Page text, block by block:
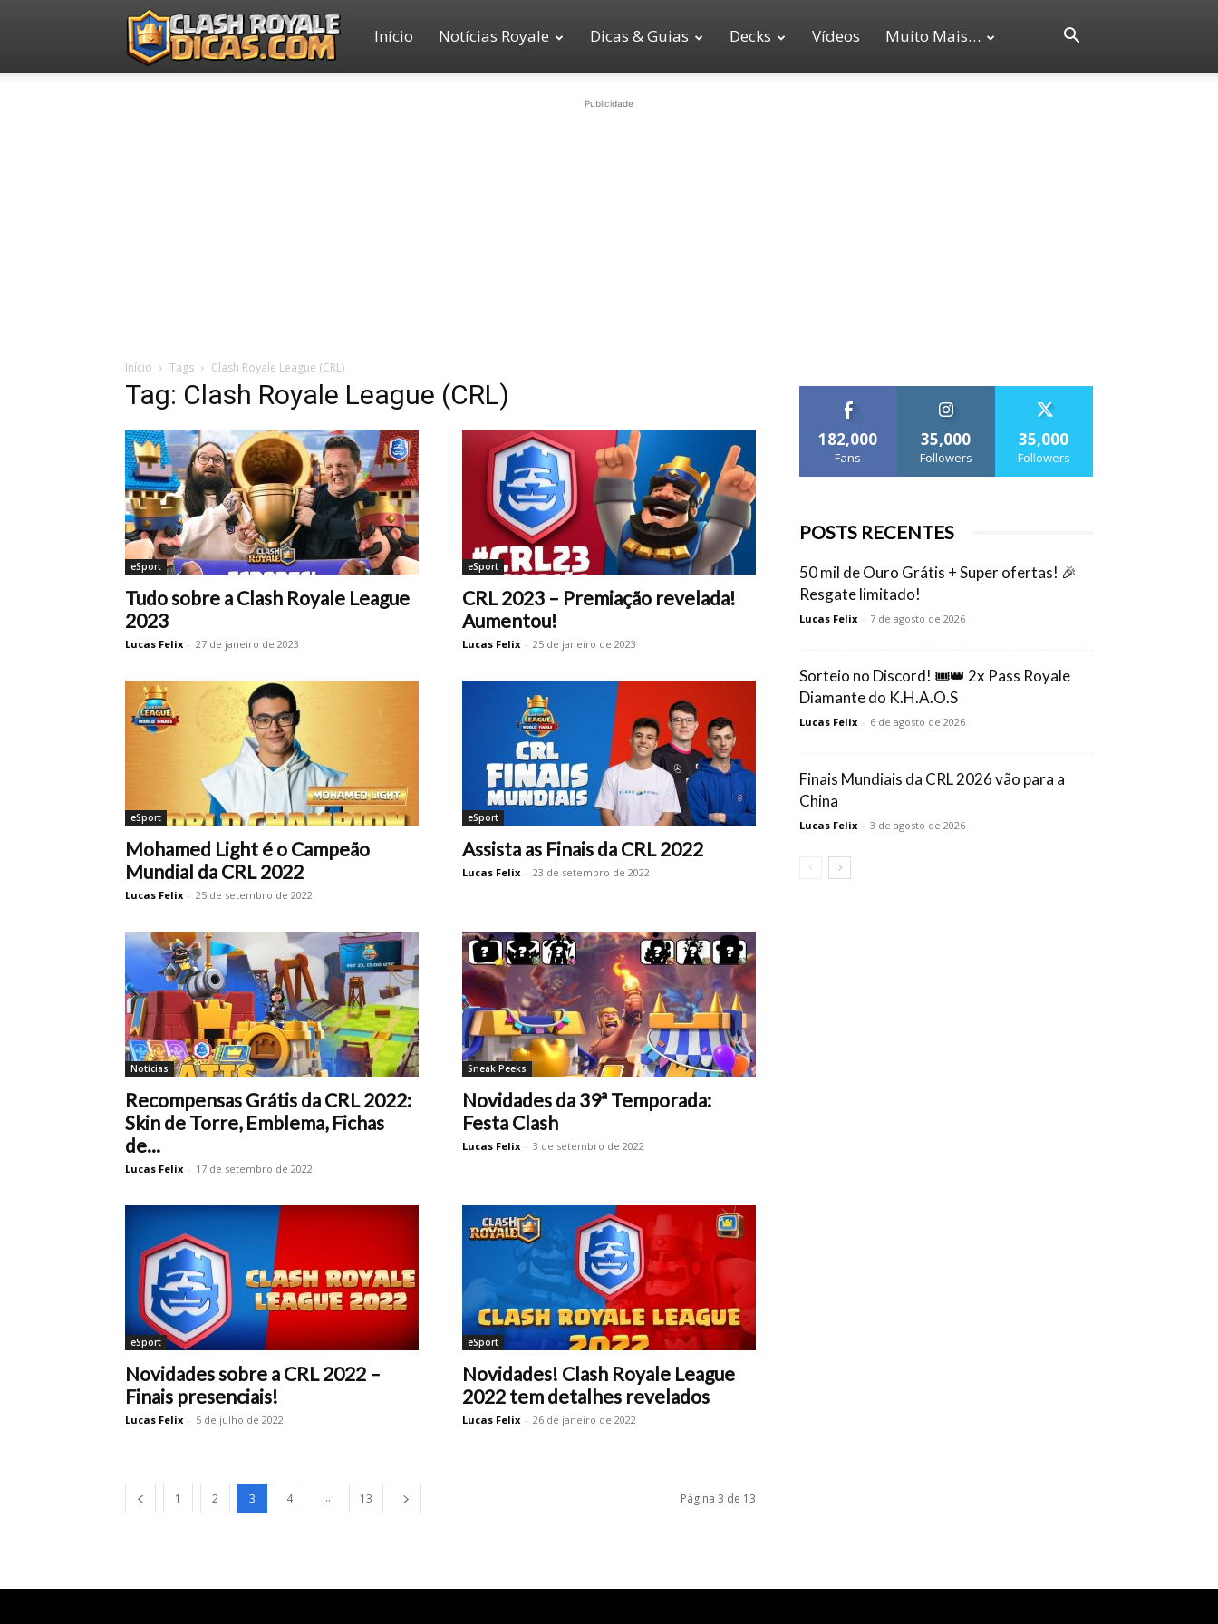
Clash
Início Notícias Royale Dicas & Guias Decks Vídeos Muito Mais…
Publicidade
Início Tags Clash Royale League (CRL)
Tag: Clash Royale League (CRL)
eSport
Tudo sobre a Clash Royale League
2023
Lucas Felix - 27 de janeiro de 2023
eSport
CRL 2023 – Premiação revelada!
Aumentou!
Lucas Felix - 25 de janeiro de 2023
eSport
Mohamed Light é o Campeão
Mundial da CRL 2022
Lucas Felix - 25 de setembro de 2022
eSport
Assista as Finais da CRL 2022
Lucas Felix - 23 de setembro de 2022
Notícias
Recompensas Grátis da CRL 2022:
Skin de Torre, Emblema, Fichas
de...
Lucas Felix - 17 de setembro de 2022
Sneak Peeks
Novidades da 39ª Temporada:
Festa Clash
Lucas Felix - 3 de setembro de 2022
eSport
Novidades sobre a CRL 2022 –
Finais presenciais!
Lucas Felix - 5 de julho de 2022
eSport
Novidades! Clash Royale League
2022 tem detalhes revelados
Lucas Felix - 26 de janeiro de 2022
1 2 3 4 ... 13 Página 3 de 13
182,000
Fans
35,000
Followers
35,000
Followers
POSTS RECENTES
50 mil de Ouro Grátis + Super ofertas! 🎉
Resgate limitado!
Lucas Felix - 7 de agosto de 2026
Sorteio no Discord! 🎟️👑 2x Pass Royale
Diamante do K.H.A.O.S
Lucas Felix - 6 de agosto de 2026
Finais Mundiais da CRL 2026 vão para a
China
Lucas Felix - 3 de agosto de 2026